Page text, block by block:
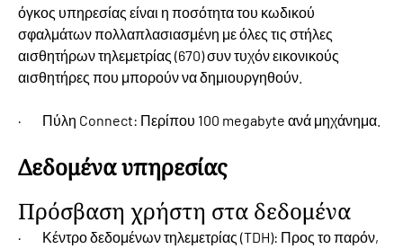
όγκος υπηρεσίας είναι η ποσότητα του κωδικού
σφαλμάτων πολλαπλασιασμένη με όλες τις στήλες
αισθητήρων τηλεμετρίας (670) συν τυχόν εικονικούς
αισθητήρες που μπορούν να δημιουργηθούν.
· Πύλη Connect: Περίπου 100 megabyte ανά μηχάνημα.
Δεδομένα υπηρεσίας
Πρόσβαση χρήστη στα δεδομένα
· Κέντρο δεδομένων τηλεμετρίας (TDH): Προς το παρόν,